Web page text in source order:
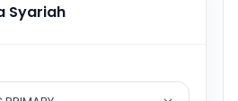
Syariah